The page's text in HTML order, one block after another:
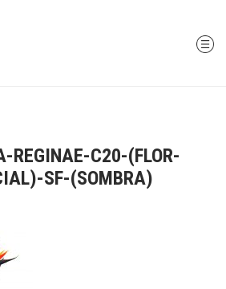
REGINAE-C20-(FLOR-
SF-(SOMBRA)